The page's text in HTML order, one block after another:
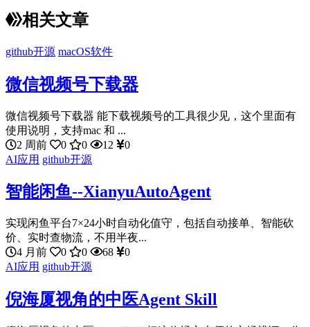
相关文章
github开源 macOS软件
微信视频号下载器
微信视频号下载器 能下载视频号的工具很少见，这个里面有
使用说明，支持mac 和 ...
2 周前
0 0 12
0
AI应用 github开源
智能闲鱼--XianyuAutoAgent
实现闲鱼平台7×24小时自动化值守，包括自动接单、智能砍
价、实时查物流，不用半夜...
4 月前
0 0 68
0
AI应用 github开源
倪海厦视角的中医Agent Skill